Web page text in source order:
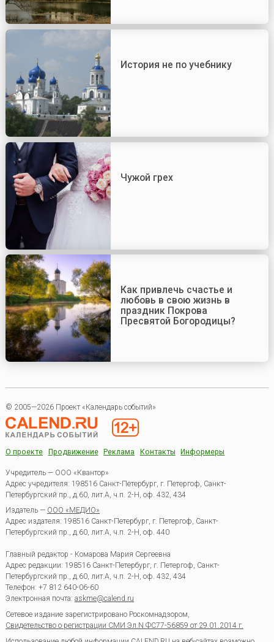
История не по учебнику
Чужой грех
Как привлечь счастье и
любовь в свою жизнь в
праздник Покрова
Пресвятой Богородицы?
© 2005—2026 Проект «Календарь событий»
О проекте Продвижение Реклама Контакты Информеры
Учредитель — ООО «Квантор»
Адрес учредителя: 198516 Санкт-Петербург, г. Петергоф, Санкт-
Петербургский пр., д.60, лит.А, ч.п. 2-Н, оф. 432, 434
Издатель — ООО «МЕДИО»
Адрес издателя: 198516 Санкт-Петербург, г. Петергоф, Санкт-
Петербургский пр., д.60, лит.А, ч.п. 2-Н, оф. 440
Главный редактор - Комарова Мария Сергеевна
Адрес редакции: 198516 Санкт-Петербург, г. Петергоф, Санкт-
Петербургский пр., д.60, лит.А, ч.п. 2-Н, оф. 432, 434
Телефон: +7 812 640-06-60
Электронная почта: askme@calend.ru
Сетевое издание зарегистрировано Роскомнадзором,
Свидетельство о регистрации СМИ Эл.N ФС77-56859 от 29.01.2014 г.